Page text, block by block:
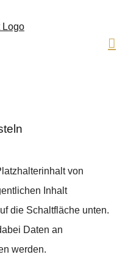
von
Inhalt
die Schaltfläche unten.
Daten an
werden.